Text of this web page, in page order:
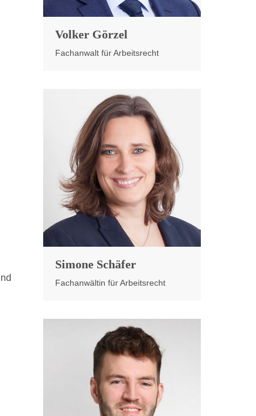
Volker Görzel
Fachanwalt für Arbeitsrecht
Simone Schäfer
Fachanwältin für Arbeitsrecht